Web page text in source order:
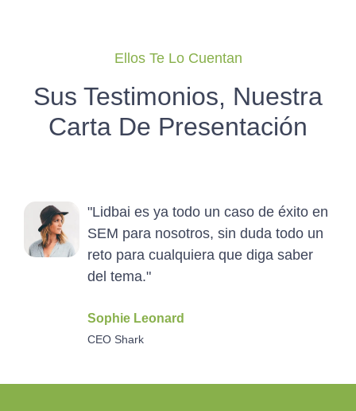
Ellos Te Lo Cuentan
Sus Testimonios, Nuestra
Carta De Presentación
"Lidbai es ya todo un caso de éxito en
SEM para nosotros, sin duda todo un
reto para cualquiera que diga saber
del tema."
Sophie Leonard
CEO Shark